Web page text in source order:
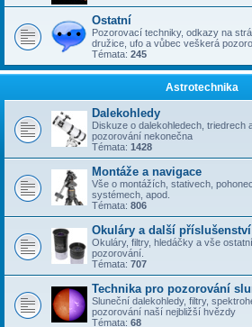
Ostatní
Pozorovací techniky, odkazy na
družice, ufo a vůbec veškerá
Témata: 245
Astrotechnika
Dalekohledy
Diskuze o dalekohledech, triedrech
pozorování nekonečna
Témata: 1428
Montáže a navigace
Vše o montážích, stativech,
systémech, apod.
Témata: 806
Okuláry a další příslušenství
Okuláry, filtry, hledáčky a vše
pozorování.
Témata: 707
Technika pro pozorování
Sluneční dalekohledy, filtry,
pozorování naší nejbližší hvězdy
Témata: 68